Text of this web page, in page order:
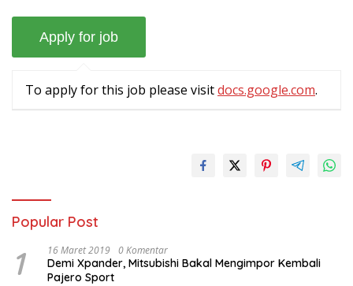
To apply for this job please visitdocs.google.com.
Popular Post
1 16 Maret 2019 0 Komentar
Demi Xpander, Mitsubishi Bakal Mengimpor Kembali
Pajero Sport